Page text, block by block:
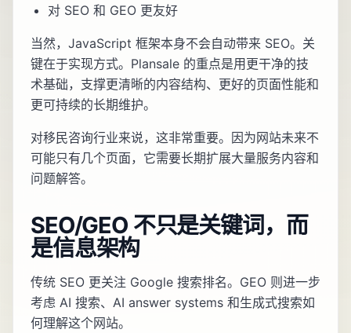
对 SEO 和 GEO 更友好
当然，JavaScript 框架本身不会自动带来 SEO。关
键在于实现方式。Plansale 的重点是用更干净的技
术基础，支撑更清晰的内容结构、更好的页面性能和
更可持续的长期维护。
对移民咨询行业来说，这非常重要。因为网站未来不
可能只有几个页面，它需要长期扩展大量服务内容和
问题解答。
SEO/GEO 不只是关键词，而
是信息架构
传统 SEO 更关注 Google 搜索排名。GEO 则进一步
考虑 AI 搜索、AI answer systems 和生成式搜索如
何理解这个网站。